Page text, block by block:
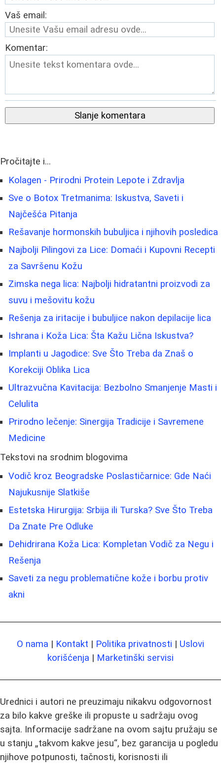
Vaš email:
Komentar:
Slanje komentara
Pročitajte i...
Kolagen - Prirodni Protein Lepote i Zdravlja
Sve o Botox Tretmanima: Iskustva, Saveti i
Najčešća Pitanja
Rešavanje hormonskih bubuljica i njihovih posledica
Najbolji Pilingovi za Lice: Domaći i Kupovni Recepti
za Savršenu Kožu
Zimska nega lica: Najbolji hidratantni proizvodi za
suvu i mešovitu kožu
Rešenja za iritacije i bubuljice nakon depilacije lica
Ishrana i Koža Lica: Šta Kažu Lična Iskustva?
Implanti u Jagodice: Sve Što Treba da Znaš o
Korekciji Oblika Lica
Ultrazvučna Kavitacija: Bezbolno Smanjenje Masti i
Celulita
Prirodno lečenje: Sinergija Tradicije i Savremene
Medicine
Tekstovi na srodnim blogovima
Vodič kroz Beogradske Poslastičarnice: Gde Naći
Najukusnije Slatkiše
Estetska Hirurgija: Srbija ili Turska? Sve Što Treba
Da Znate Pre Odluke
Dehidrirana Koža Lica: Kompletan Vodič za Negu i
Rešenja
Saveti za negu problematične kože i borbu protiv
akni
O nama | Kontakt | Politika privatnosti | Uslovi
korišćenja | Marketinški servisi
Urednici i autori ne preuzimaju nikakvu odgovornost
za bilo kakve greške ili propuste u sadržaju ovog
sajta. Informacije sadržane na ovom sajtu pružaju se
u stanju „takvom kakve jesu“, bez garancija u pogledu
njihove potpunosti, tačnosti, korisnosti ili